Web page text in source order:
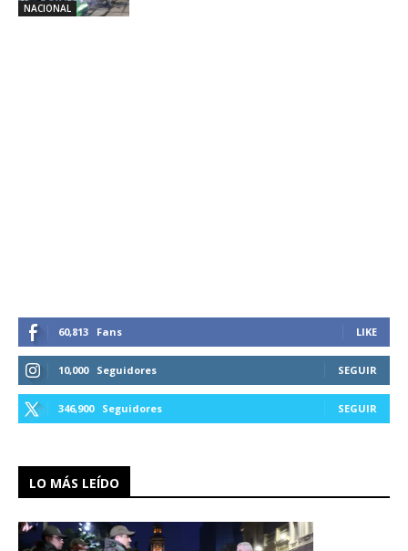
NACIONAL
60,813 Fans LIKE
10,000 Seguidores SEGUIR
346,900 Seguidores SEGUIR
LO MÁS LEÍDO